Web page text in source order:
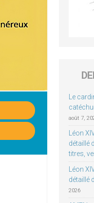
Le
août 7,
Léon
détaillé
titres,
Léon
détaillé
2026